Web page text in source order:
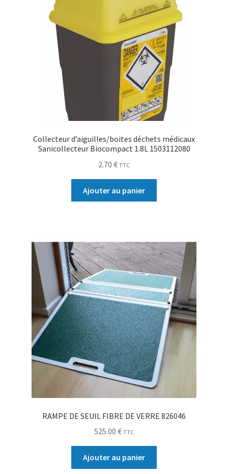
Collecteur d’aiguilles/boites déchets médicaux
Sanicollecteur Biocompact 1.8L 1503112080
2.70 € TTC
Ajouter au panier
RAMPE DE SEUIL FIBRE DE VERRE 826046
525.00 € TTC
Ajouter au panier